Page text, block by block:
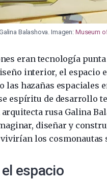
Balashova. Imagen:Museum
eran tecnología
interior, el espacio
las hazañas espaciales
espíritu de desarrollo
rusa Galina
diseñar y
los
espacio